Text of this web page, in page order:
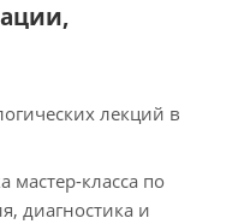
лекций в
мастер-класса по
диагностика и